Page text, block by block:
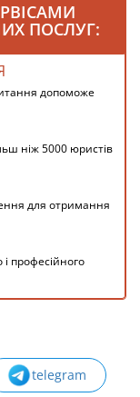
ПОСЛУГ:
допоможе
ніж 5000 юристів
для отримання
професійного
telegram